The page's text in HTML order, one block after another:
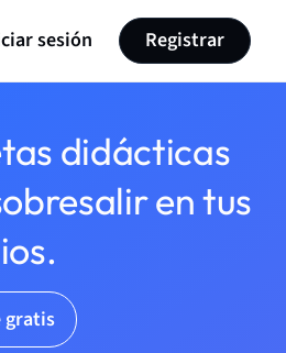
sesión Registrar
didácticas
en tus
gratis